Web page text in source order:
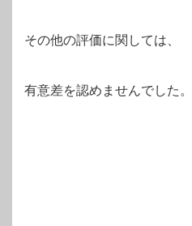
その他の評価に関しては、
有意差を認めませんでした。